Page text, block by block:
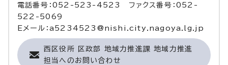
電話番号：052-523-4523 ファクス番号：052-
522-5069
Eメール：a5234523@nishi.city.nagoya.lg.jp
西区役所 区政部 地域力推進課 地域力推進
担当へのお問い合わせ